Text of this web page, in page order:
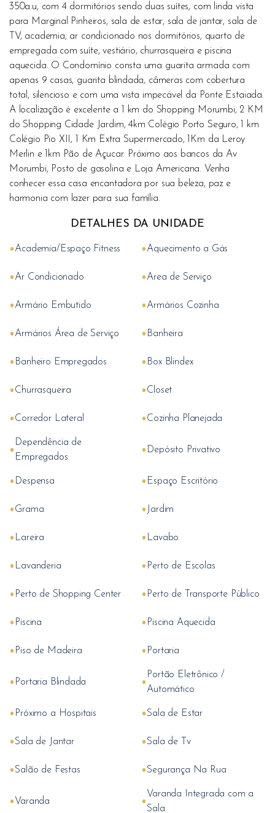
350a.u, com 4 dormitórios sendo duas suítes, com linda vista
para Marginal Pinheiros, sala de estar, sala de jantar, sala de
TV, academia, ar condicionado nos dormitórios, quarto de
empregada com suíte, vestiário, churrasqueira e piscina
aquecida. O Condomínio consta uma guarita armada com
apenas 9 casas, guarita blindada, câmeras com cobertura
total, silencioso e com uma vista impecável da Ponte Estaiada.
A localização é excelente a 1 km do Shopping Morumbi, 2 KM
do Shopping Cidade Jardim, 4km Colégio Porto Seguro, 1 km
Colégio Pio XII, 1 Km Extra Supermercado, 1Km da Leroy
Merlin e 1km Pão de Açucar. Próximo aos bancos da Av
Morumbi, Posto de gasolina e Loja Americana. Venha
conhecer essa casa encantadora por sua beleza, paz e
harmonia com lazer para sua família.
DETALHES DA UNIDADE
•Academia/Espaço Fitness •Aquecimento a Gás
•Ar Condicionado •Area de Serviço
•Armário Embutido •Armários Cozinha
•Armários Área de Serviço • Banheira
• Banheiro Empregados • Box Blindex
•Churrasqueira •Closet
•Corredor Lateral •Cozinha Planejada
• Dependência de
Empregados
• Depósito Privativo
• Despensa • Espaço Escritório
•Grama • Jardim
• Lareira • Lavabo
• Lavanderia • Perto de Escolas
• Perto de Shopping Center • Perto de Transporte Público
• Piscina • Piscina Aquecida
• Piso de Madeira • Portaria
• Portaria Blindada • Portão Eletrônico /
Automático
• Próximo a Hospitais •Sala de Estar
•Sala de Jantar •Sala de Tv
•Salão de Festas •Segurança Na Rua
•Varanda •Varanda Integrada com a
Sala